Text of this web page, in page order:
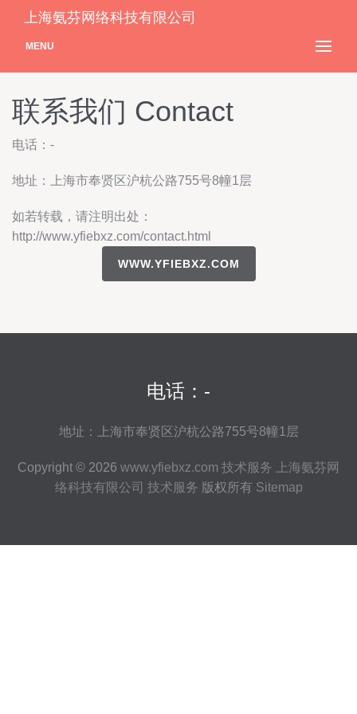
上海氨芬网络科技有限公司
MENU
联系我们 Contact
电话：-
地址：上海市奉贤区沪杭公路755号8幢1层
如若转载，请注明出处：
http://www.yfiebxz.com/contact.html
WWW.YFIEBXZ.COM
电话：-
地址：上海市奉贤区沪杭公路755号8幢1层
Copyright © 2026 www.yfiebxz.com 技术服务
上海氨芬网
络科技有限公司 技术服务 版权所有 Sitemap